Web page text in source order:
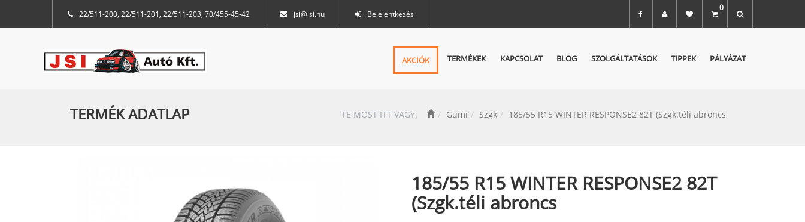
22/511-200, 22/511-201, 22/511-203, 70/455-45-42 jsi@jsi.hu Bejelentkezés
0
AKCIÓK TERMÉKEK KAPCSOLAT BLOG SZOLGÁLTATÁSOK TIPPEK PÁLYÁZAT
TERMÉK ADATLAP TE MOST ITT VAGY: Gumi Szgk 185/55 R15 WINTER RESPONSE2 82T (Szgk.téli abroncs
185/55 R15 WINTER RESPONSE2 82T
(Szgk.téli abroncs